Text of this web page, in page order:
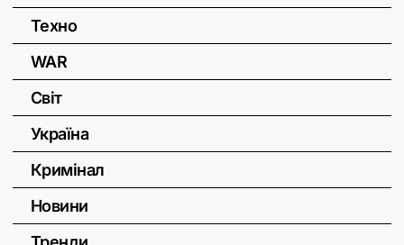
Техно
WAR
Світ
Україна
Кримінал
Новини